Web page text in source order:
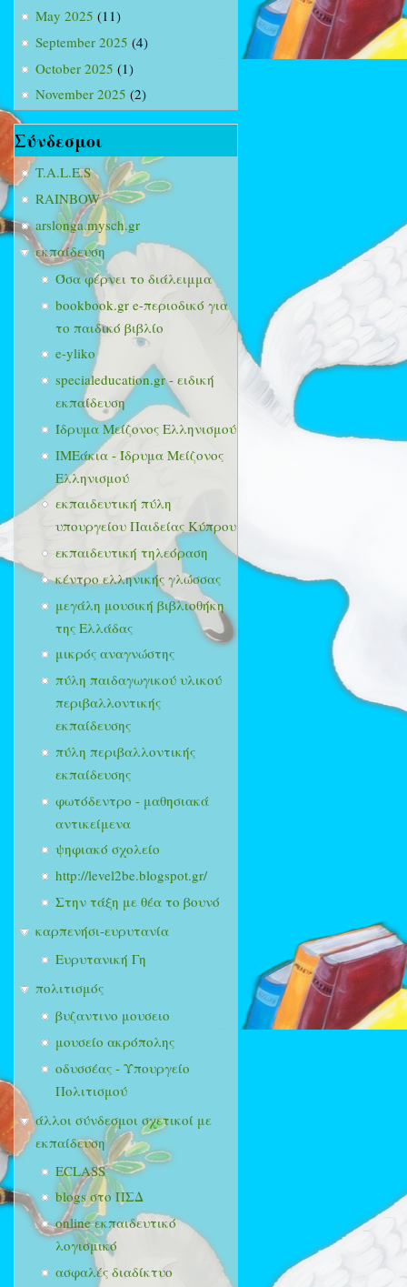
May 2025 (11)
September 2025 (4)
October 2025 (1)
November 2025 (2)
Σύνδεσμοι
T.A.L.E.S
RAINBOW
arslonga.mysch.gr
εκπαίδευση
Όσα φέρνει το διάλειμμα
bookbook.gr e-περιοδικό για
το παιδικό βιβλίο
e-yliko
specialeducation.gr - ειδική
εκπαίδευση
Ίδρυμα Μείζονος Ελληνισμού
ΙΜΕάκια - Ίδρυμα Μείζονος
Ελληνισμού
εκπαιδευτική πύλη
υπουργείου Παιδείας Κύπρου
εκπαιδευτική τηλεόραση
κέντρο ελληνικής γλώσσας
μεγάλη μουσική βιβλιοθήκη
της Ελλάδας
μικρός αναγνώστης
πύλη παιδαγωγικού υλικού
περιβαλλοντικής
εκπαίδευσης
πύλη περιβαλλοντικής
εκπαίδευσης
φωτόδεντρο - μαθησιακά
αντικείμενα
ψηφιακό σχολείο
http://level2be.blogspot.gr/
Στην τάξη με θέα το βουνό
καρπενήσι-ευρυτανία
Ευρυτανική Γη
πολιτισμός
βυζαντινο μουσειο
μουσείο ακρόπολης
οδυσσέας - Υπουργείο
Πολιτισμού
άλλοι σύνδεσμοι σχετικοί με
εκπαίδευση
ECLASS
blogs στο ΠΣΔ
online εκπαιδευτικό
λογισμικό
ασφαλές διαδίκτυο